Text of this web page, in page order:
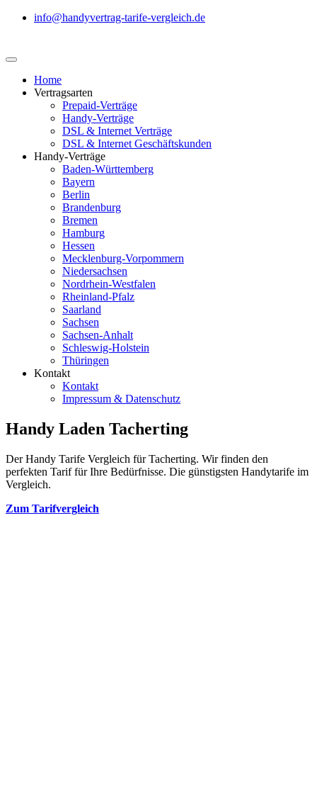
info@handyvertrag-tarife-vergleich.de
Home
Vertragsarten
Prepaid-Verträge
Handy-Verträge
DSL & Internet Verträge
DSL & Internet Geschäftskunden
Handy-Verträge
Baden-Württemberg
Bayern
Berlin
Brandenburg
Bremen
Hamburg
Hessen
Mecklenburg-Vorpommern
Niedersachsen
Nordrhein-Westfalen
Rheinland-Pfalz
Saarland
Sachsen
Sachsen-Anhalt
Schleswig-Holstein
Thüringen
Kontakt
Kontakt
Impressum & Datenschutz
Handy Laden Tacherting
Der Handy Tarife Vergleich für Tacherting. Wir finden den
perfekten Tarif für Ihre Bedürfnisse. Die günstigsten Handytarife im
Vergleich.
Zum Tarifvergleich